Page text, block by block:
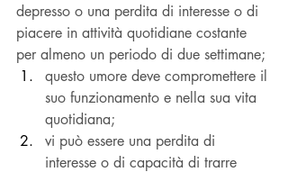
depresso o una perdita di interesse o di
piacere in attività quotidiane costante
per almeno un periodo di due settimane;
questo umore deve compromettere il
suo funzionamento e nella sua vita
quotidiana;
vi può essere una perdita di
interesse o di capacità di trarre